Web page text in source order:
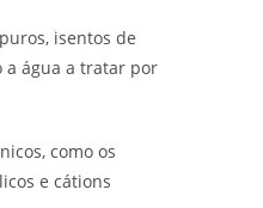
isentos de
a água a tratar por
como os
e cátions